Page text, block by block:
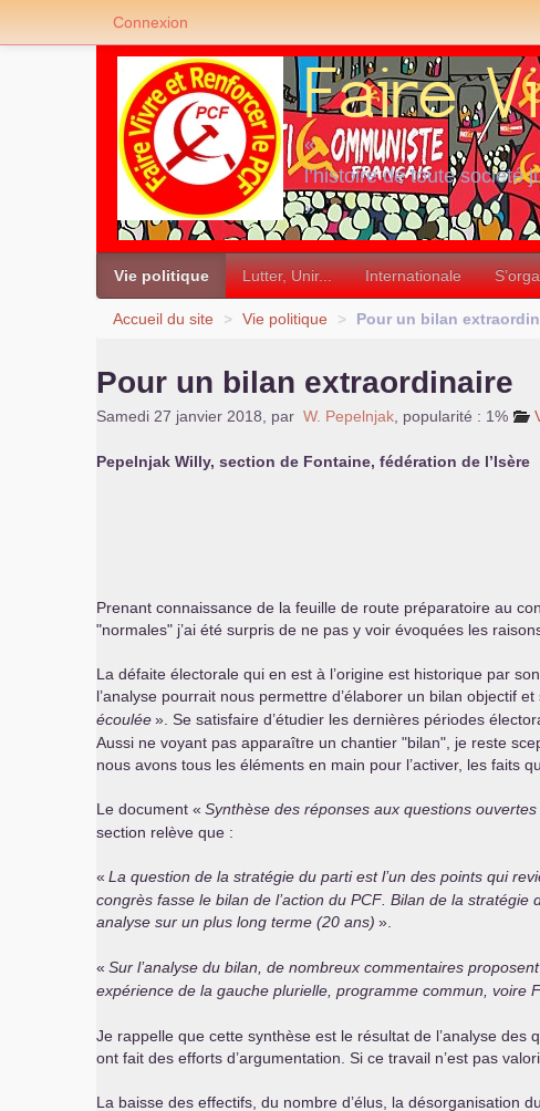
«
l’histoire de toute société
»
Vie politique Lutter, Unir... Internationale
Accueil du site > Vie politique > Pour un bilan
Pour un bilan extraordinaire
Samedi 27 janvier 2018 par W. Pepelnjak popularité : 1%
Pepelnjak Willy, section de Fontaine, fédération de l’Isère
Prenant connaissance de la feuille de route préparatoire au
"normales" j’ai été surpris de ne pas y voir évoquées les
La défaite électorale qui en est à l’origine est historique par
l’analyse pourrait nous permettre d’élaborer un bilan objectif
écoulée». Se satisfaire d’étudier les dernières périodes
Aussi ne voyant pas apparaître un chantier "bilan", je reste
nous avons tous les éléments en main pour l’activer, les faits
Le document « Synthèse des réponses aux questions ouvertes
section relève que :
« La question de la stratégie du parti est l’un des points qui
congrès fasse le bilan de l’action du PCF . Bilan de la stratégie
analyse sur un plus long terme (20 ans) ».
« Sur l’analyse du bilan, de nombreux commentaires
expérience de la gauche plurielle, programme commun, voire
Je rappelle que cette synthèse est le résultat de l’analyse
ont fait des efforts d’argumentation. Si ce travail n’est pas
La baisse des effectifs, du nombre d’élus, la désorganisation
Connexion